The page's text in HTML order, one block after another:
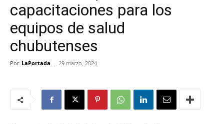
capacitaciones para los
equipos de salud
chubutenses
Por LaPortada - 29 marzo, 2024